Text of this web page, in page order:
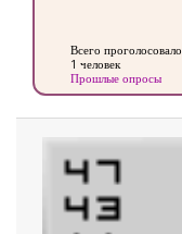
Всего проголосовало
1 человек
Прошлые опросы